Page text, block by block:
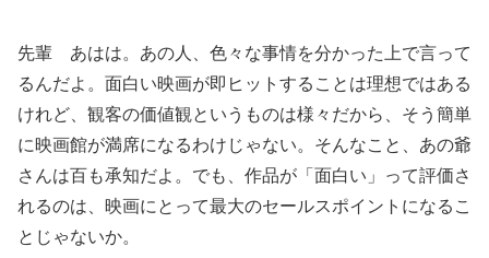
先輩 あはは。あの人、色々な事情を分かった上で言って
るんだよ。面白い映画が即ヒットすることは理想ではある
けれど、観客の価値観というものは様々だから、そう簡単
に映画館が満席になるわけじゃない。そんなこと、あの爺
さんは百も承知だよ。でも、作品が「面白い」って評価さ
れるのは、映画にとって最大のセールスポイントになるこ
とじゃないか。